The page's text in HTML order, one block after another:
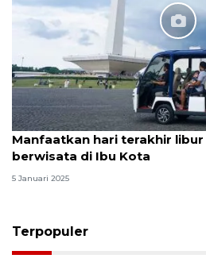
Manfaatkan hari terakhir
berwisata di Ibu Kota
5 Januari 2025
Terpopuler